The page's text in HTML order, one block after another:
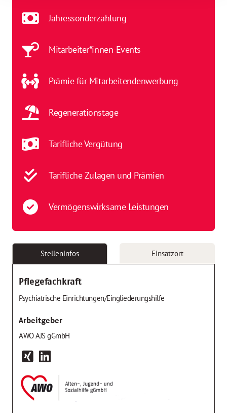
Jahressonderzahlung
Mitarbeiter*innen-Events
Prämie für Mitarbeitendenwerbung
Regenerationstage
Tarifliche Vergütung
Tarifliche Zulagen und Prämien
Vermögenswirksame Leistungen
Stelleninfos Einsatzort
Pflegefachkraft
Psychiatrische Einrichtungen/Eingliederungshilfe
Arbeitgeber
AWO AJS gGmbH